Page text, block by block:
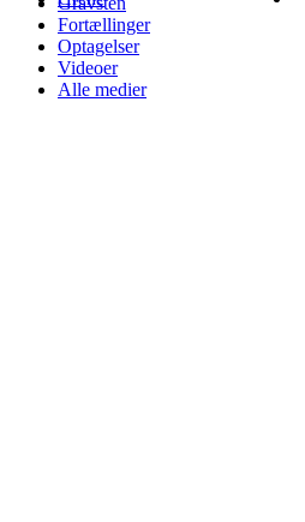
Fortællinger
Optagelser
Videoer
Alle medier